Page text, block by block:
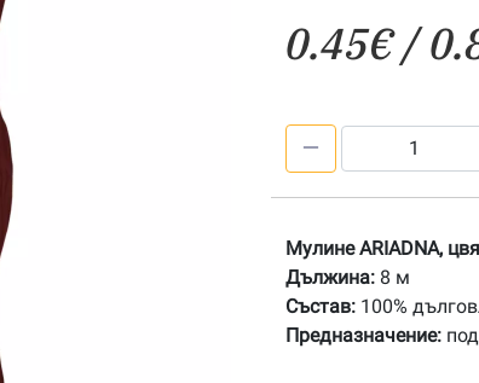
0.45€/
Мулине
АRIADNA
Мулине ARIADNA,
Дължина: 8 м
Състав: 100%
Предназначение: